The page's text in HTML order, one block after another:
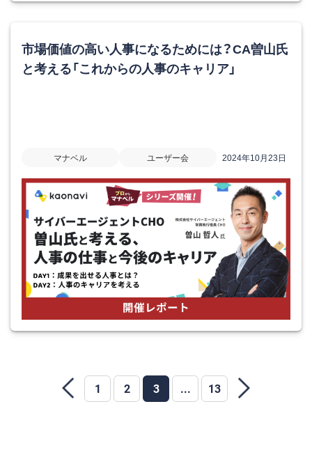
市場価値の高い人事になるためには？CA曽山氏
と考える「これからの人事のキャリア」
マナベル ユーザー会 2024年10月23日
1 2 3 ... 13